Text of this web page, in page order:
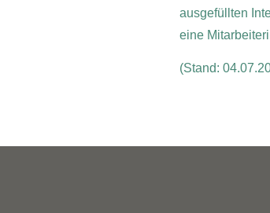
ausgefüllten
eine
(Stand: